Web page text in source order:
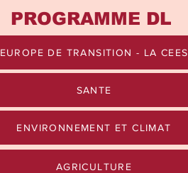
PROGRAMME DL
EUROPE DE TRANSITION - LA CEES
SANTE
ENVIRONNEMENT ET CLIMAT
AGRICULTURE